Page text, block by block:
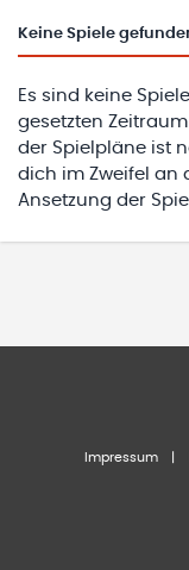
Keine Spiele
Es sind keine
gesetzten
der Spielpläne ist
dich im Zweifel an
Ansetzung der
Impressum